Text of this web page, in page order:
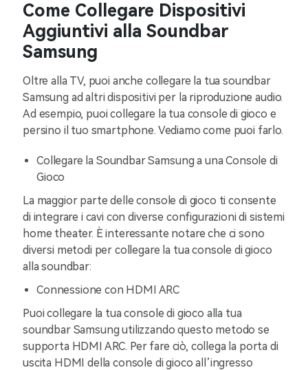
Come Collegare Dispositivi
Aggiuntivi alla Soundbar
Samsung
Oltre alla TV, puoi anche collegare la tua soundbar
Samsung ad altri dispositivi per la riproduzione audio.
Ad esempio, puoi collegare la tua console di gioco e
persino il tuo smartphone. Vediamo come puoi farlo.
Collegare la Soundbar Samsung a una Console di
Gioco
La maggior parte delle console di gioco ti consente
di integrare i cavi con diverse configurazioni di sistemi
home theater. È interessante notare che ci sono
diversi metodi per collegare la tua console di gioco
alla soundbar:
Connessione con HDMI ARC
Puoi collegare la tua console di gioco alla tua
soundbar Samsung utilizzando questo metodo se
supporta HDMI ARC. Per fare ciò, collega la porta di
uscita HDMI della console di gioco all’ingresso